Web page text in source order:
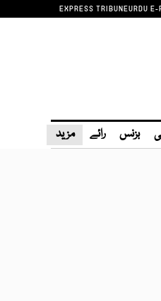
EXPRESS TRIBUNEURDU E-
بزنس رائے مزید